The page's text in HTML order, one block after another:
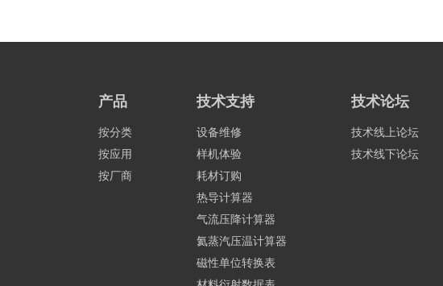
产品
按分类
按应用
按厂商
技术支持
设备维修
样机体验
耗材订购
热导计算器
气流压降计算器
氦蒸汽压温计算器
磁性单位转换表
技术论坛
技术线上论坛
技术线下论坛